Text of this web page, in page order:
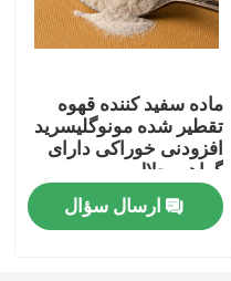
ماده سفید کننده قهوه
تقطیر شده مونوگلیسرید
افزودنی خوراکی دارای
گواهی حلال
ارسال سؤال